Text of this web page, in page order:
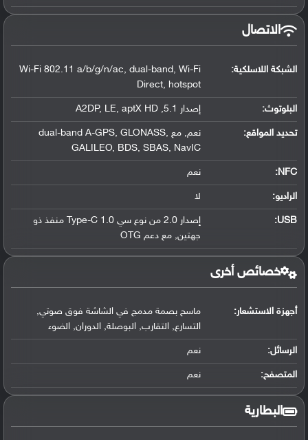
الاتصال
الشبكة اللاسلكية:
Wi-Fi 802.11 a/b/g/n/ac, dual-band, Wi-Fi
Direct, hotspot
البلوتوث: إصدار 5.1, A2DP, LE, aptX HD
تحديد المواقع:
نعم, مع dual-band A-GPS, GLONASS,
GALILEO, BDS, SBAS, NavIC
NFC
: نعم
الراديو: لا
USB
:
إصدار 2.0 من نوع سي Type-C 1.0 منفذ ذو
جهتين, مع دعم OTG
خصائص أخرى
أجهزة الاستشعار:
ماسح بصمة مدمج في الشاشة فوق صوتي,
التسارع, التقارب, البوصلة, الدوران, الضوء
الرسائل: نعم
المتصفح: نعم
البطارية